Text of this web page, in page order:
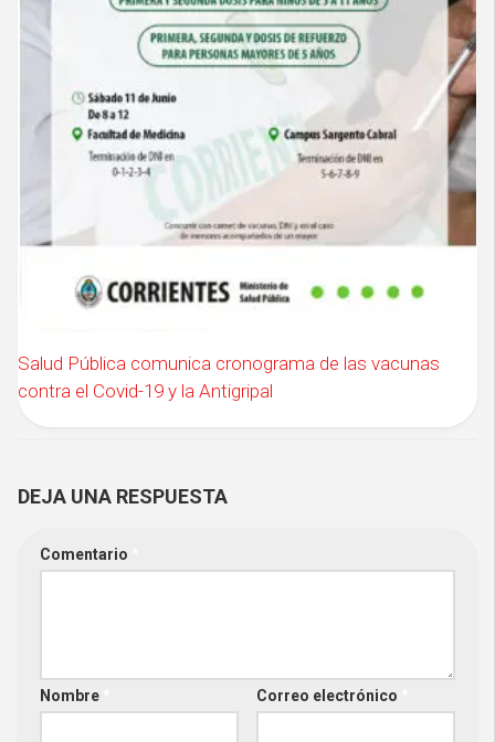
Salud Pública comunica cronograma de las vacunas
contra el Covid-19 y la Antigripal
DEJA UNA RESPUESTA
Comentario
Nombre Correo electrónico